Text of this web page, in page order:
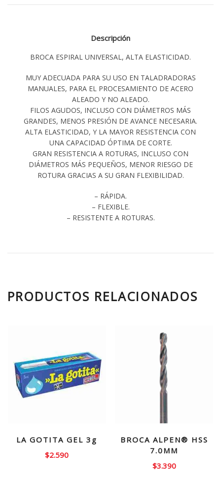
Descripción
BROCA ESPIRAL UNIVERSAL, ALTA ELASTICIDAD.
MUY ADECUADA PARA SU USO EN TALADRADORAS
MANUALES, PARA EL PROCESAMIENTO DE ACERO
ALEADO Y NO ALEADO.
FILOS AGUDOS, INCLUSO CON DIÁMETROS MÁS
GRANDES, MENOS PRESIÓN DE AVANCE NECESARIA.
ALTA ELASTICIDAD, Y LA MAYOR RESISTENCIA CON
UNA CAPACIDAD ÓPTIMA DE CORTE.
GRAN RESISTENCIA A ROTURAS, INCLUSO CON
DIÁMETROS MÁS PEQUEÑOS, MENOR RIESGO DE
ROTURA GRACIAS A SU GRAN FLEXIBILIDAD.
– RÁPIDA.
– FLEXIBLE.
– RESISTENTE A ROTURAS.
PRODUCTOS RELACIONADOS
LA GOTITA GEL 3g
$2.590
BROCA ALPEN® HSS
7.0MM
$3.390